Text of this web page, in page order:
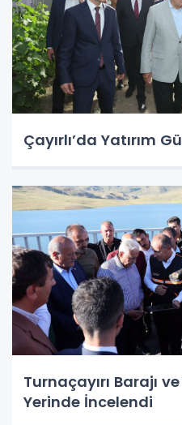
Çayırlı’da Yatırım
Turnaçayırı Barajı
Yerinde İncelendi